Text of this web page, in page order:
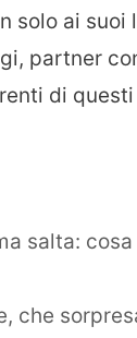
solo ai suoi
partner
di
salta:
che